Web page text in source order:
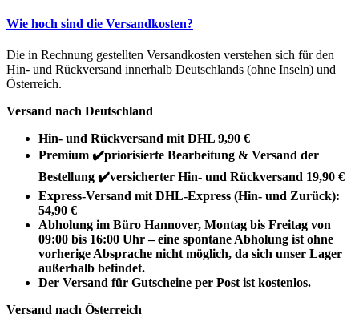
Wie hoch sind die Versandkosten?
Die in Rechnung gestellten Versandkosten verstehen sich für den
Hin- und Rückversand innerhalb Deutschlands (ohne Inseln) und
Österreich.
Versand nach Deutschland
Hin- und Rückversand mit DHL 9,90 €
Premium ✔️priorisierte Bearbeitung & Versand der
Bestellung ✔️versicherter Hin- und Rückversand 19,90 €
Express-Versand mit DHL-Express (Hin- und Zurück):
54,90 €
Abholung im Büro Hannover, Montag bis Freitag von
09:00 bis 16:00 Uhr – eine spontane Abholung ist ohne
vorherige Absprache nicht möglich, da sich unser Lager
außerhalb befindet.
Der Versand für Gutscheine per Post ist kostenlos.
Versand nach Österreich